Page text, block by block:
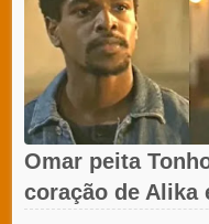
Omar peita
coração de Alika